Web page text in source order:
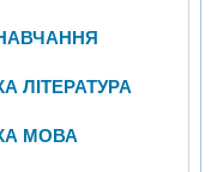
ЛІТЕРАТУРА
МОВА